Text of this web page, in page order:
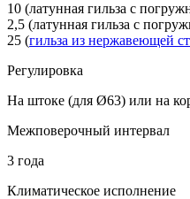
10 (латунная гильза с
2,5 (латунная гильза с
25 (гильза из нержавеющей
Регулировка
На штоке (для Ø63) или на
Межповерочный интервал
3 года
Климатическое исполнение